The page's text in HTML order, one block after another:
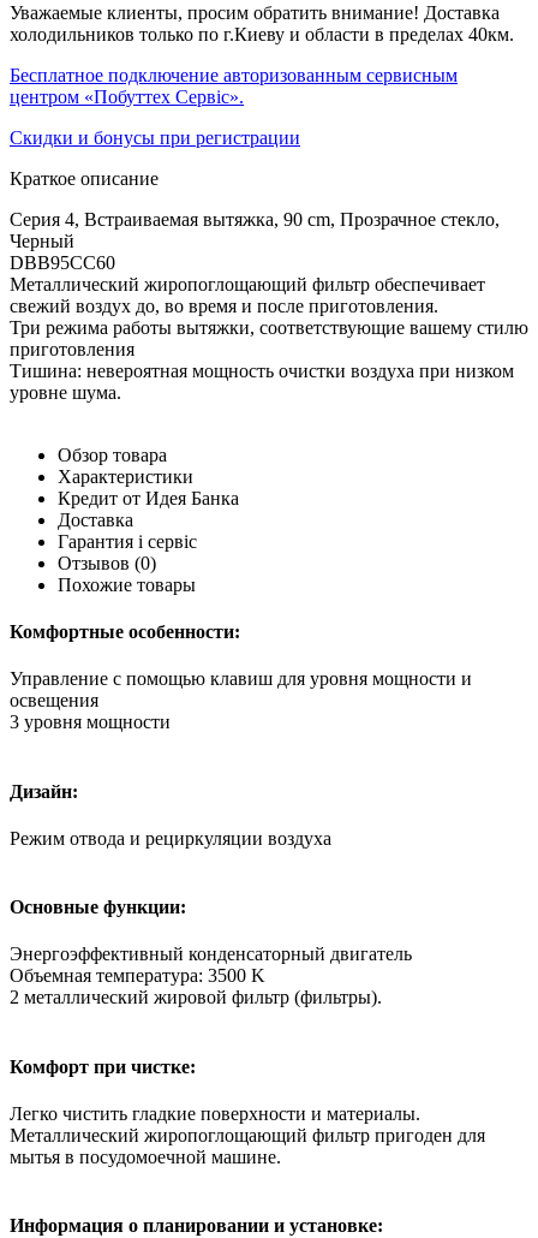
Уважаемые клиенты, просим обратить внимание! Доставка
холодильников только по г.Киеву и области в пределах 40км.
Бесплатное подключение авторизованным сервисным
центром «Побуттех Сервіс».
Скидки и бонусы при регистрации
Краткое описание
Серия 4, Встраиваемая вытяжка, 90 cm, Прозрачное стекло,
Черный
DBB95CC60
Металлический жиропоглощающий фильтр обеспечивает
свежий воздух до, во время и после приготовления.
Три режима работы вытяжки, соответствующие вашему стилю
приготовления
Тишина: невероятная мощность очистки воздуха при низком
уровне шума.
Обзор товара
Характеристики
Кредит от Идея Банка
Доставка
Гарантия і сервіс
Отзывов (0)
Похожие товары
Комфортные особенности:
Управление с помощью клавиш для уровня мощности и
освещения
3 уровня мощности
Дизайн:
Режим отвода и рециркуляции воздуха
Основные функции:
Энергоэффективный конденсаторный двигатель
Объемная температура: 3500 K
2 металлический жировой фильтр (фильтры).
Комфорт при чистке:
Легко чистить гладкие поверхности и материалы.
Металлический жиропоглощающий фильтр пригоден для
мытья в посудомоечной машине.
Информация о планировании и установке: